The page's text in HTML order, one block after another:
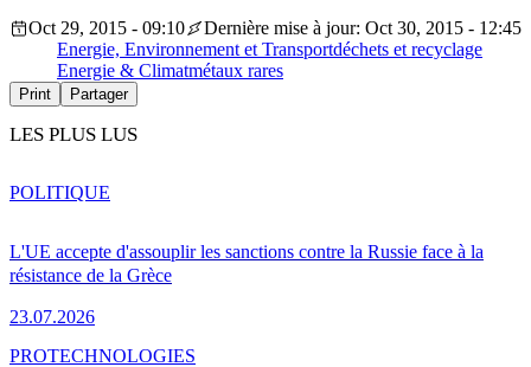
Oct 29, 2015 - 09:10
Dernière mise à jour: Oct 30, 2015 - 12:45
Energie, Environnement et Transportdéchets et recyclage
Energie & Climatmétaux rares
Print Partager
LES PLUS LUS
L'UE accepte d'assouplir les sanctions contre la Russie face à la
résistance de la Grèce
23.07.2026
POLITIQUE
PROTECHNOLOGIES